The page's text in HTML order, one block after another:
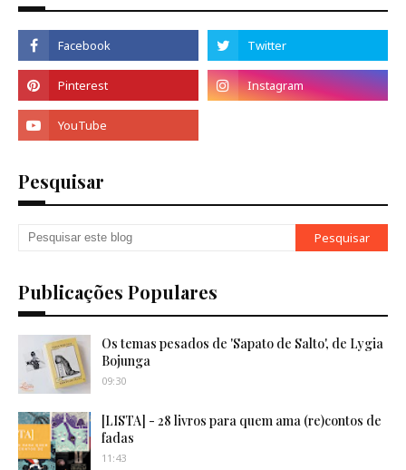
Pesquisar
Publicações Populares
Os temas pesados de 'Sapato de Salto', de Lygia
Bojunga
09:30
[LISTA] - 28 livros para quem ama (re)contos de
fadas
11:43